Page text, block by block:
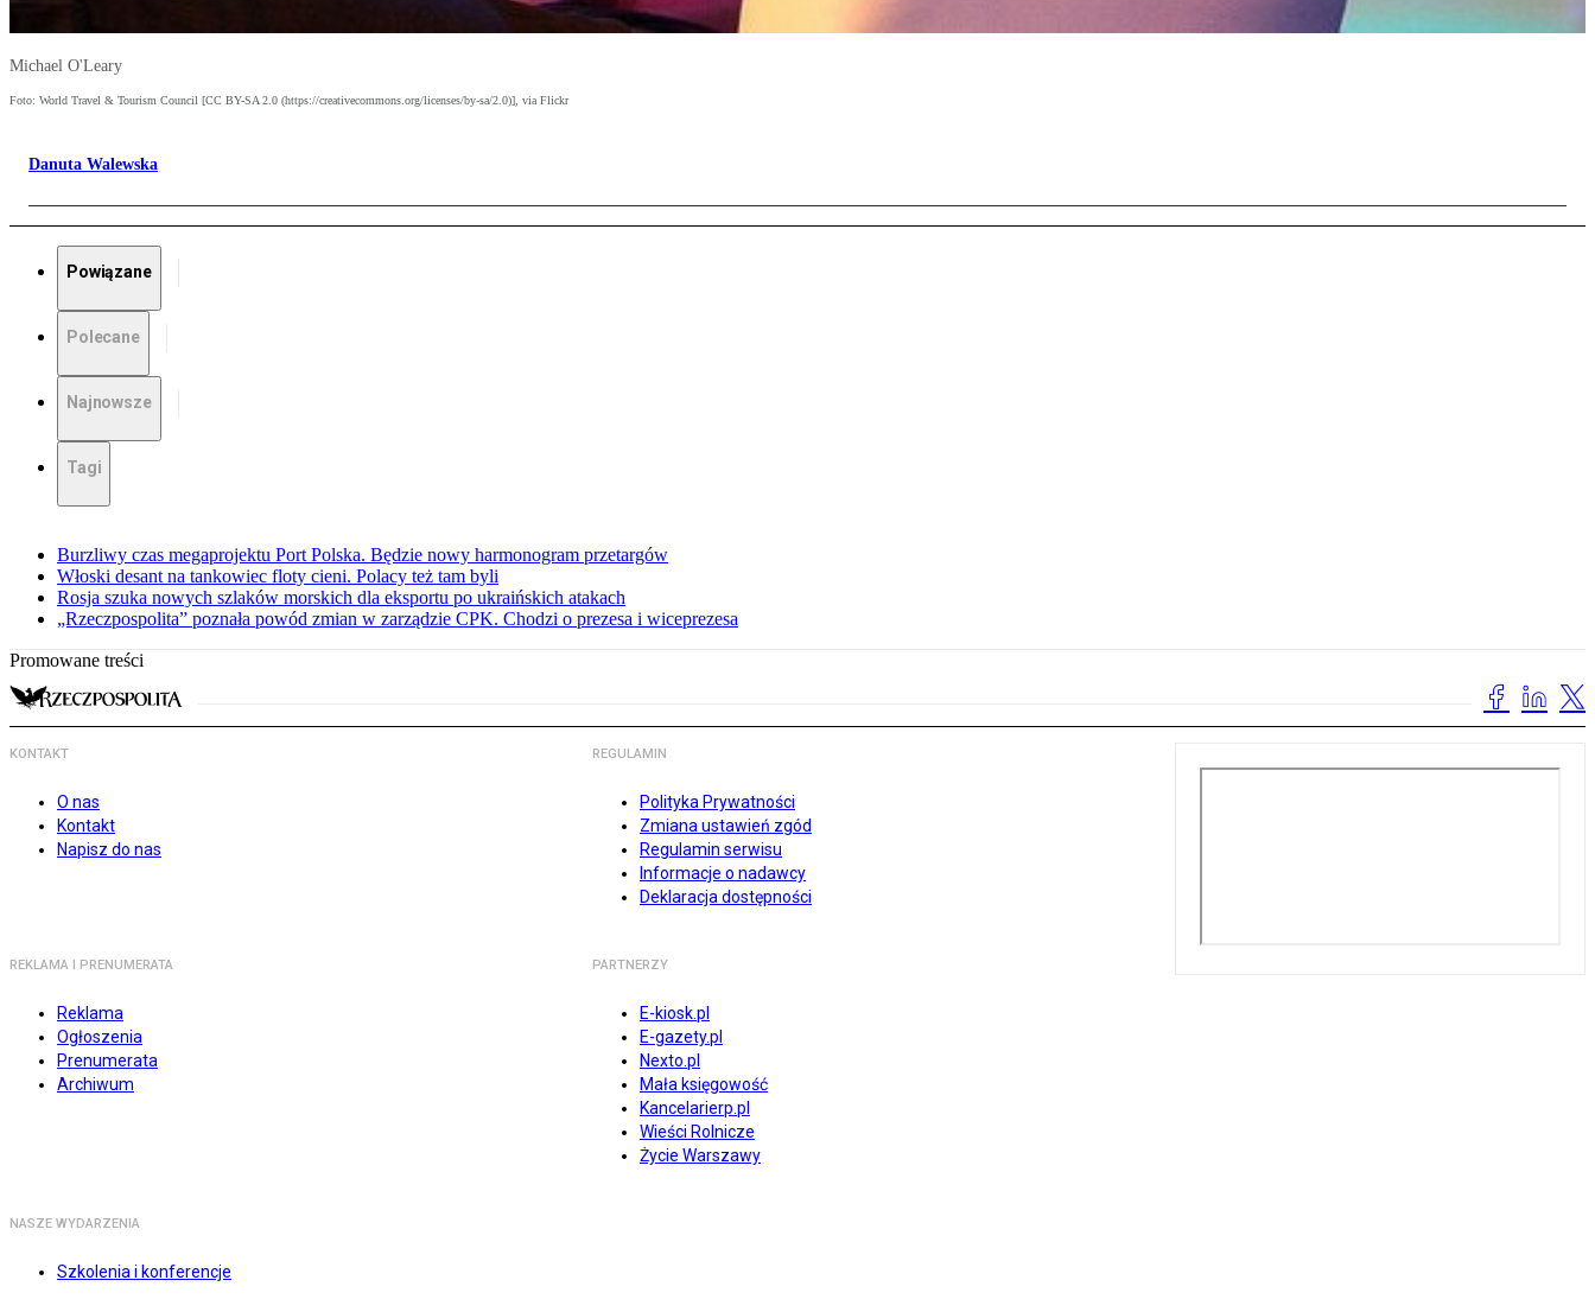
Michael O'Leary
Foto: World Travel & Tourism Council [CC BY-SA 2.0 (https://creativecommons.org/licenses/by-sa/2.0)], via Flickr
Danuta Walewska
Powiązane
Polecane
Najnowsze
Tagi
Burzliwy czas megaprojektu Port Polska. Będzie nowy harmonogram przetargów
Włoski desant na tankowiec floty cieni. Polacy też tam byli
Rosja szuka nowych szlaków morskich dla eksportu po ukraińskich atakach
„Rzeczpospolita” poznała powód zmian w zarządzie CPK. Chodzi o prezesa i wiceprezesa
Promowane treści
KONTAKT
O nas
Kontakt
Napisz do nas
REGULAMIN
Polityka Prywatności
Zmiana ustawień zgód
Regulamin serwisu
Informacje o nadawcy
Deklaracja dostępności
REKLAMA I PRENUMERATA
Reklama
Ogłoszenia
Prenumerata
Archiwum
PARTNERZY
E-kiosk.pl
E-gazety.pl
Nexto.pl
Mała księgowość
Kancelarierp.pl
Wieści Rolnicze
Życie Warszawy
NASZE WYDARZENIA
Szkolenia i konferencje